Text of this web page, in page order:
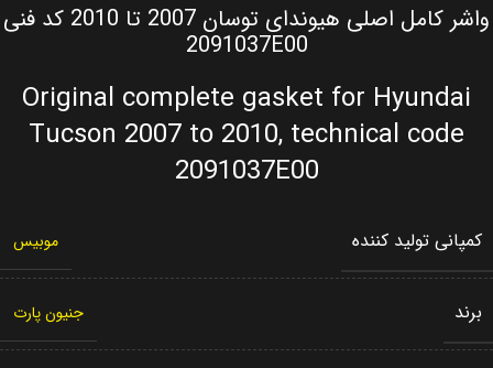
واشر کامل اصلی هیوندای توسان 2007 تا 2010 کد فنی
2091037E00
Original complete gasket for Hyundai
Tucson 2007 to 2010, technical code
2091037E00
کمپانی تولید کننده موبیس
برند جنیون پارت